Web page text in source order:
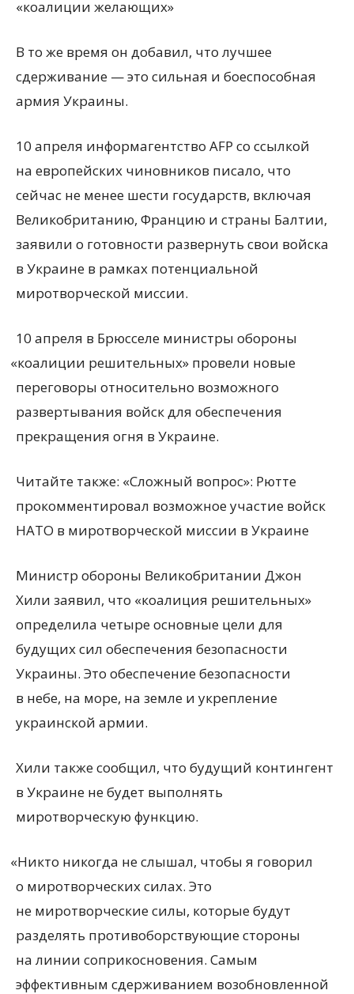
«коалиции желающих»
В то же время он добавил, что лучшее
сдерживание — это сильная и боеспособная
армия Украины.
10 апреля информагентство AFP со ссылкой
на европейских чиновников писало, что
сейчас не менее шести государств, включая
Великобританию, Францию и страны Балтии,
заявили о готовности развернуть свои войска
в Украине в рамках потенциальной
миротворческой миссии.
10 апреля в Брюсселе министры обороны
«коалиции решительных» провели новые
переговоры относительно возможного
развертывания войск для обеспечения
прекращения огня в Украине.
Читайте также: «Сложный вопрос»: Рютте
прокомментировал возможное участие войск
НАТО в миротворческой миссии в Украине
Министр обороны Великобритании Джон
Хили заявил, что «коалиция решительных»
определила четыре основные цели для
будущих сил обеспечения безопасности
Украины. Это обеспечение безопасности
в небе, на море, на земле и укрепление
украинской армии.
Хили также сообщил, что будущий контингент
в Украине не будет выполнять
миротворческую функцию.
«Никто никогда не слышал, чтобы я говорил
о миротворческих силах. Это
не миротворческие силы, которые будут
разделять противоборствующие стороны
на линии соприкосновения. Самым
эффективным сдерживанием возобновленной